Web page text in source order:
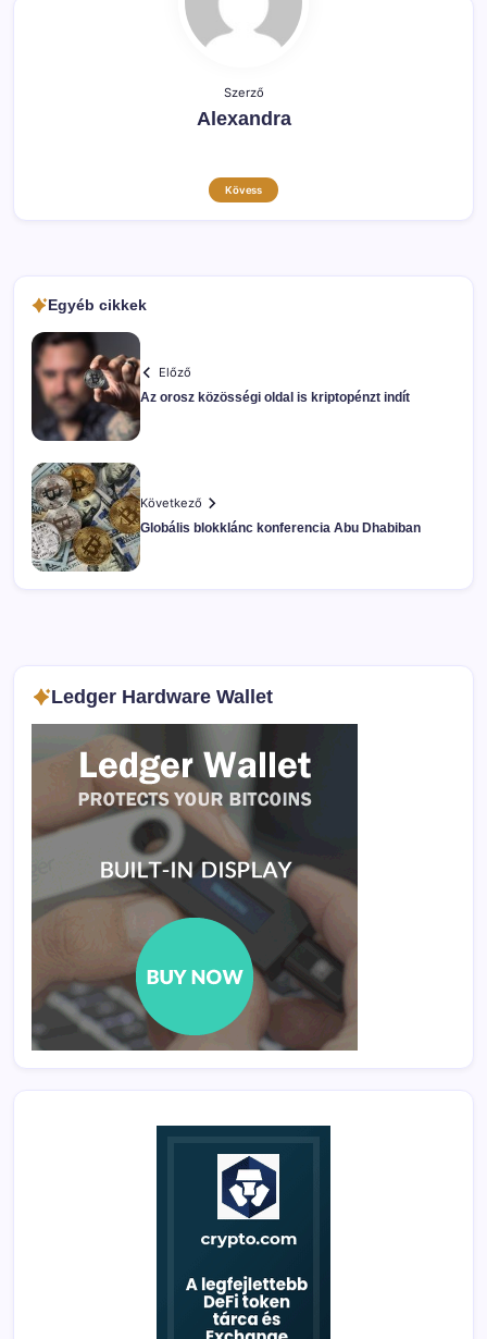
Szerző
Alexandra
Kövess
Egyéb cikkek
Előző
Az orosz közösségi oldal is kriptopénzt indít
Következő
Globális blokklánc konferencia Abu Dhabiban
Ledger Hardware Wallet